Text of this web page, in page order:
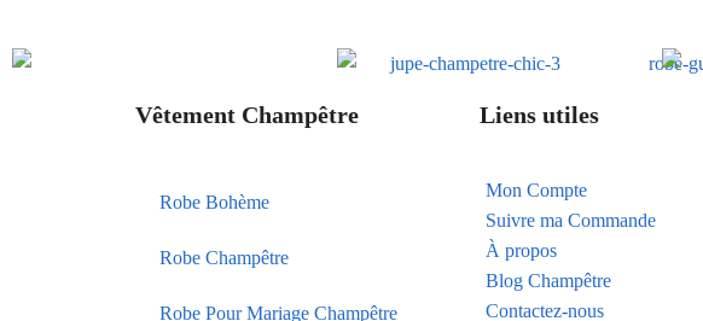
Vêtement Champêtre
Robe Bohème
Robe Champêtre
Robe Pour Mariage Champêtre
Liens utiles
Mon Compte
Suivre ma Commande
À propos
Blog Champêtre
Contactez-nous